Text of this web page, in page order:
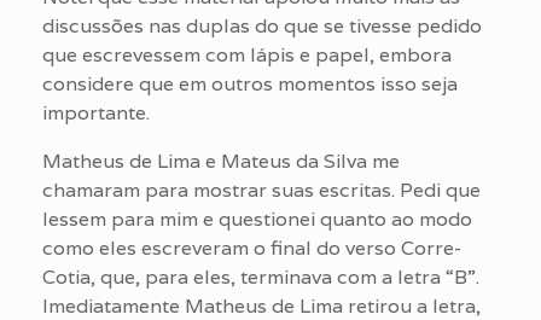
discussões nas duplas do que se tivesse pedido
que escrevessem com lápis e papel, embora
considere que em outros momentos isso seja
importante.
Matheus de Lima e Mateus da Silva me
chamaram para mostrar suas escritas. Pedi que
lessem para mim e questionei quanto ao modo
como eles escreveram o final do verso Corre-
Cotia, que, para eles, terminava com a letra “B”.
Imediatamente Matheus de Lima retirou a letra,